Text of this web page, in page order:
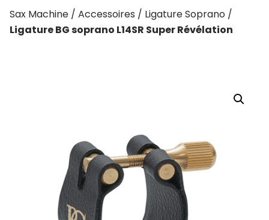
Sax Machine / Accessoires / Ligature Soprano /
Ligature BG soprano L14SR Super Révélation